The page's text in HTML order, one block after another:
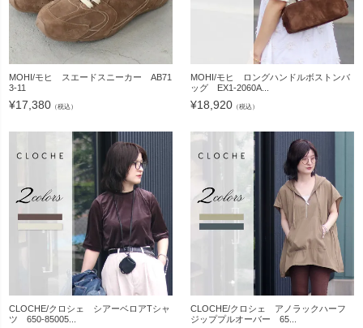
MOHI/モヒ スエードスニーカー AB71
3-11
¥17,380 （税込）
MOHI/モヒ ロングハンドルボストンバ
ッグ EX1-2060A...
¥18,920 （税込）
CLOCHE/クロシェ シアーベロアTシャ
ツ 650-85005...
CLOCHE/クロシェ アノラックハーフ
ジッププルオーバー 65...